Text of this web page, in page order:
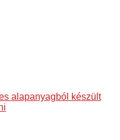
alapanyagból készült